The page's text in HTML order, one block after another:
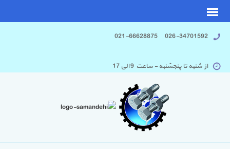
026-34701592 021-66628875
از شنبه تا پنجشنبه - ساعت 9 الی 17